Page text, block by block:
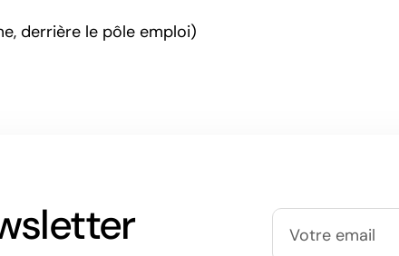
derrière le pôle emploi)